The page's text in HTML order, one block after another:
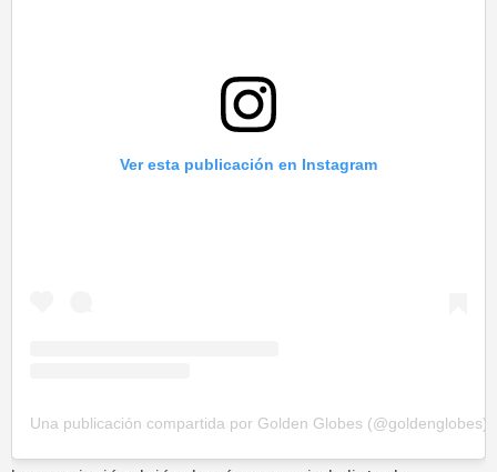
Ver esta publicación en Instagram
Una publicación compartida por Golden Globes (@goldenglobes)